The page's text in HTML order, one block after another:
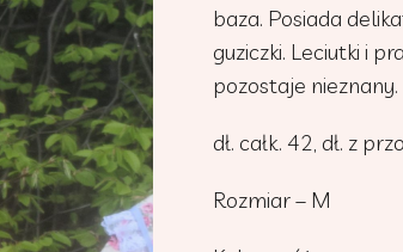
baza. Posiada
guziczki. Leciutki i
pozostaje nieznany.
dł. całk. 42, dł. z
Rozmiar – M